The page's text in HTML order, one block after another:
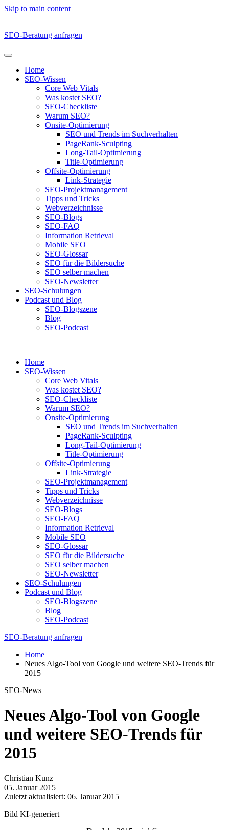
Skip to main content
SEO-Beratung anfragen
Home
SEO-Wissen
Core Web Vitals
Was kostet SEO?
SEO-Checkliste
Warum SEO?
Onsite-Optimierung
SEO und Trends im Suchverhalten
PageRank-Sculpting
Long-Tail-Optimierung
Title-Optimierung
Offsite-Optimierung
Link-Strategie
SEO-Projektmanagement
Tipps und Tricks
Webverzeichnisse
SEO-Blogs
SEO-FAQ
Information Retrieval
Mobile SEO
SEO-Glossar
SEO für die Bildersuche
SEO selber machen
SEO-Newsletter
SEO-Schulungen
Podcast und Blog
SEO-Blogszene
Blog
SEO-Podcast
Home
SEO-Wissen
Core Web Vitals
Was kostet SEO?
SEO-Checkliste
Warum SEO?
Onsite-Optimierung
SEO und Trends im Suchverhalten
PageRank-Sculpting
Long-Tail-Optimierung
Title-Optimierung
Offsite-Optimierung
Link-Strategie
SEO-Projektmanagement
Tipps und Tricks
Webverzeichnisse
SEO-Blogs
SEO-FAQ
Information Retrieval
Mobile SEO
SEO-Glossar
SEO für die Bildersuche
SEO selber machen
SEO-Newsletter
SEO-Schulungen
Podcast und Blog
SEO-Blogszene
Blog
SEO-Podcast
SEO-Beratung anfragen
Home
Neues Algo-Tool von Google und weitere SEO-Trends für
2015
SEO-News
Neues Algo-Tool von Google
und weitere SEO-Trends für
2015
Christian Kunz
05. Januar 2015
Zuletzt aktualisiert: 06. Januar 2015
Bild KI-generiert